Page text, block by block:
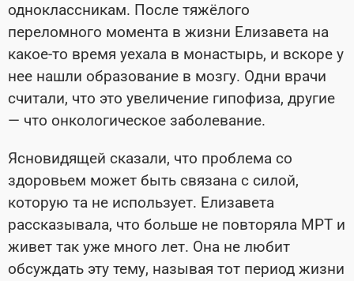
одноклассникам. После тяжёлого
переломного момента в жизни Елизавета на
какое-то время уехала в монастырь, и вскоре у
нее нашли образование в мозгу. Одни врачи
считали, что это увеличение гипофиза, другие
— что онкологическое заболевание.
Ясновидящей сказали, что проблема со
здоровьем может быть связана с силой,
которую та не использует. Елизавета
рассказывала, что больше не повторяла МРТ и
живет так уже много лет. Она не любит
обсуждать эту тему, называя тот период жизни